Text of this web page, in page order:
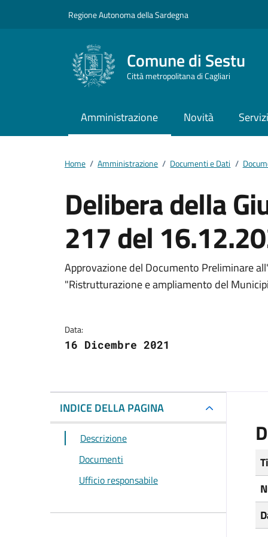
Regione Autonoma della Sardegna
Comune di Sestu
Città metropolitana di Cagliari
Amministrazione Novità Servizi
Home / Amministrazione / Documenti e Dati /
Delibera della
217 del
Dettagli del
Approvazione del Documento Preliminare
"Ristrutturazione e ampliamento del
Data:
16 Dicembre 2021
INDICE DELLA PAGINA
Descrizione
Documenti
Ufficio responsabile